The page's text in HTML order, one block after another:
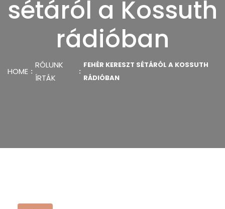
sétáról a Kossuth
rádióban
HOME
RÓLUNK
ÍRTÁK
FEHÉR KERESZT SÉTÁRÓL A KOSSUTH
RÁDIÓBAN